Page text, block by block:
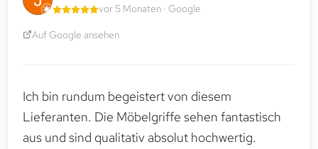
vor 5 Monaten · Google
Auf Google ansehen
Ich bin rundum begeistert von diesem
Lieferanten. Die Möbelgriffe sehen fantastisch
aus und sind qualitativ absolut hochwertig.